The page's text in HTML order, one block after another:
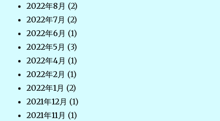
2022年8月 (2)
2022年7月 (2)
2022年6月 (1)
2022年5月 (3)
2022年4月 (1)
2022年2月 (1)
2022年1月 (2)
2021年12月 (1)
2021年11月 (1)